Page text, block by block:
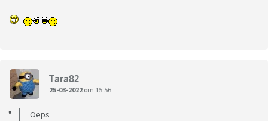
Tara82
25-03-2022 om 15:56
Oeps